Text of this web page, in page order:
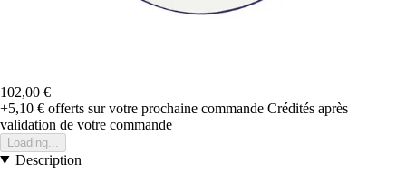
102,00 €
+5,10 € offerts sur votre prochaine commande Crédités après
validation de votre commande
Loading...
Description